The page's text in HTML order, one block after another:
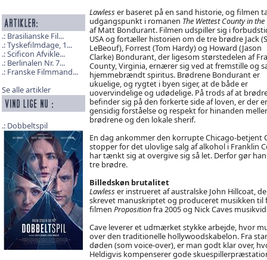
Brasilianske Fil...
Tyskefilmdage, 1...
Scificon Afvikle...
Berlinalen Nr. 7...
Franske Filmmand...
Se alle artikler
Dobbeltspil
Lawless er baseret på en sand historie, og filmen
udgangspunkt i romanen The Wettest County in
af Matt Bondurant. Filmen udspiller sig i
USA og fortæller historien om de tre brødre Jack
LeBeouf), Forrest (Tom Hardy) og Howard (Jason
Clarke) Bondurant, der ligesom størstedelen af
County, Virginia, ernærer sig ved at fremstille og
hjemmebrændt spiritus. Brødrene Bondurant er
ukuelige, og rygtet i byen siger, at de både er
uovervindelige og udødelige. På trods af at
befinder sig på den forkerte side af loven, er der
gensidig forståelse og respekt for hinanden
brødrene og den lokale sherif.
En dag ankommer den korrupte Chicago-betjent
stopper for det ulovlige salg af alkohol i Franklin
har tænkt sig at overgive sig så let. Derfor gør
tre brødre.
Billedskøn brutalitet
Lawless er instrueret af australske John Hillcoat,
skrevet manuskriptet og produceret musikken
filmen Propositionfra 2005 og Nick Caves
Cave leverer et udmærket stykke arbejde, hvor
over den traditionelle hollywoodskabelon. Fra
døden (som voice-over), er man godt klar over,
Heldigvis kompenserer gode